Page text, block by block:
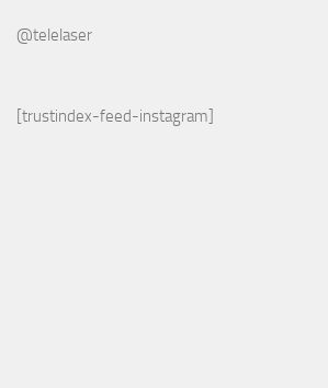
@telelaser
[trustindex-feed-instagram]